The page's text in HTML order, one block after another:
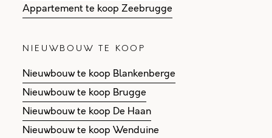
Appartement te koop Zeebrugge
NIEUWBOUW TE KOOP
Nieuwbouw te koop Blankenberge
Nieuwbouw te koop Brugge
Nieuwbouw te koop De Haan
Nieuwbouw te koop Wenduine